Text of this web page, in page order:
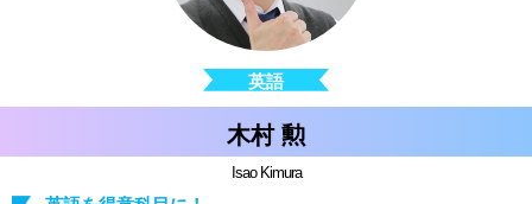
英語
木村 勲
Isao Kimura